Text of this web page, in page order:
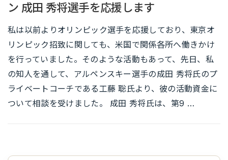
ン 成田 秀将選手を応援します
私は以前よりオリンピック選手を応援しており、東京オ
リンピック招致に関しても、米国で関係各所へ働きかけ
を行っていました。そのような活動もあって、先日、私
の知人を通して、アルペンスキー選手の成田 秀将氏のプ
ライベートコーチである工藤 聡氏より、彼の活動資金に
ついて相談を受けました。 成田 秀将氏は、第9 …